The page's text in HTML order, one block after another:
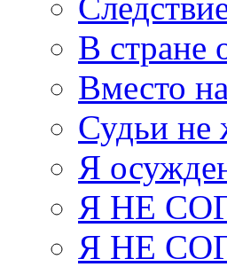
В стране
Вместо
Судьи не
Я
Я НЕ
Я НЕ